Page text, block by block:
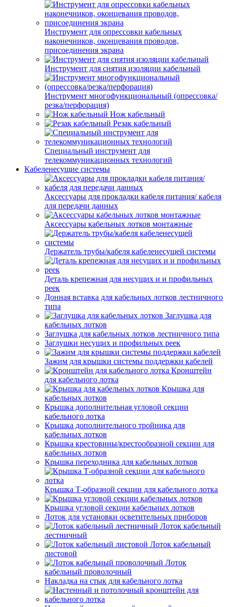
Инструмент для опрессовки кабельных
наконечников, оконцевания проводов,
присоединения экрана
Инструмент для снятия изоляции кабельный
Инструмент многофункциональный (опрессовка/
резка/перфорация)
Нож кабельный
Резак кабельный
Специальный инструмент для
телекоммуникационных технологий
Кабеленесущие системы
Аксессуары для прокладки кабеля питания/ кабеля
для передачи данных
Аксессуары кабельных лотков монтажные
Держатель трубы/кабеля кабеленесущей системы
Деталь крепежная для несущих и и профильных
реек
Донная вставка для кабельных лотков лестничного
типа
Заглушка для
кабельных лотков
Заглушка для кабельных лотков лестничного типа
Заглушки несущих и профильных реек
Зажим для крышки системы поддержки кабелей
Кронштейн
для кабельного лотка
Крышка для
кабельных лотков
Крышка дополнительная угловой секции
кабельного лотка
Крышка дополнительного тройника для
кабельных лотков
Крышка крестовины/крестообразной секции для
кабельных лотков
Крышка переходника для кабельных лотков
Крышка Т-образной секции для кабельного лотка
Крышка угловой секции кабельных лотков
Лоток для установки осветительных приборов
Лоток кабельный
лестничный
Лоток кабельный
листовой
Лоток
кабельный проволочный
Накладка на стык для кабельного лотка